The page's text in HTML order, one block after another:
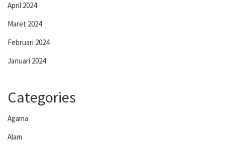
April 2024
Maret 2024
Februari 2024
Januari 2024
Categories
Agama
Alam